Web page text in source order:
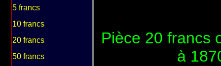
5 francs
10 francs
20 francs
50 francs
Pièce 20 francs
à